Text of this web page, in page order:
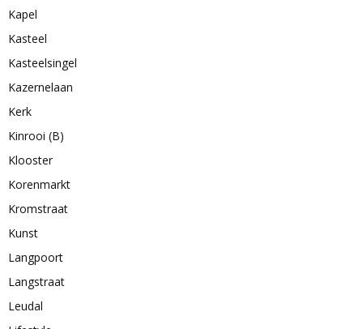
Kapel
Kasteel
Kasteelsingel
Kazernelaan
Kerk
Kinrooi (B)
Klooster
Korenmarkt
Kromstraat
Kunst
Langpoort
Langstraat
Leudal